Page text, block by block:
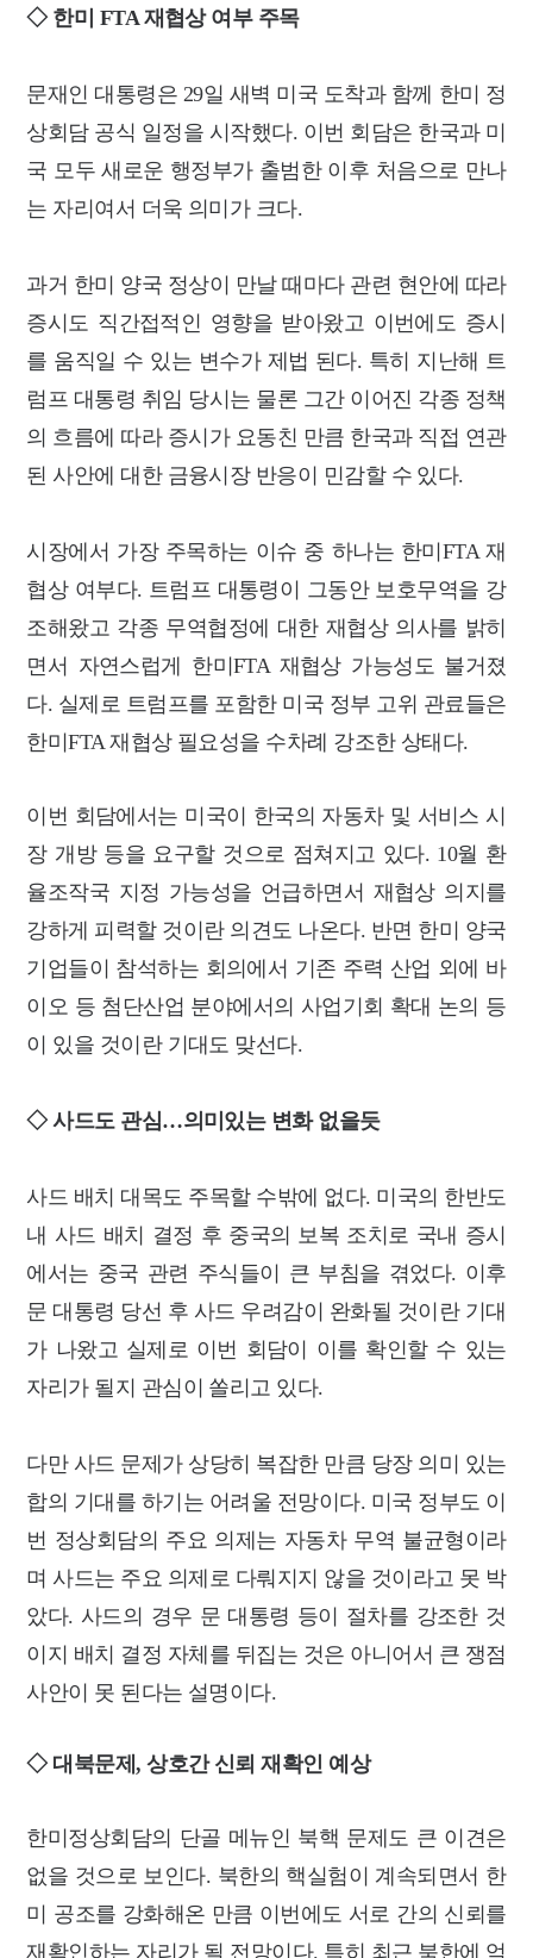
◇ 한미 FTA 재협상 여부 주목
문재인 대통령은 29일 새벽 미국 도착과 함께 한미 정
상회담 공식 일정을 시작했다. 이 번 회담은 한국과 미
국 모두 새로운 행정부가 출범한 이후 처음으로 만나
는 자리여서 더욱 의미가 크다.
과거 한미 양국 정상이 만날 때마다 관련 현안에 따라
증시도 직간접적인 영향을 받아왔고 이번에도 증시
를 움직일 수 있는 변수가 제법 된다. 특히 지난해 트
럼프 대통령 취임 당시는 물론 그간 이어진 각종 정책
의 흐름에 따라 증시가 요동친 만큼 한국과 직접 연관
된 사안에 대한 금융시장 반응이 민감할 수 있다.
시장에서 가장 주목하는 이슈 중 하나는 한미FTA 재
협상 여부다. 트럼프 대통령이 그동안 보호무역을 강
조해왔고 각종 무역협정에 대한 재협상 의사를 밝히
면서 자연스럽게 한미FTA 재협상 가능성도 불거졌
다. 실제로 트럼프를 포함한 미국 정부 고위 관료들은
한미FTA 재협상 필요성을 수차례 강조한 상태다.
이번 회담에서는 미국이 한국의 자동차 및 서비스 시
장 개방 등을 요구할 것 으로 점쳐지고 있다. 10월 환
율조작국 지정 가능성을 언급하면서 재협상 의지를
강하게 피력할 것이란 의견도 나온다. 반면 한미 양국
기업들이 참석하는 회의에서 기존 주력 산업 외에 바
이오 등 첨단산업 분야에서의 사업기회 확대 논의 등
이 있을 것이란 기대도 맞선다.
◇ 사드도 관심…의미있는 변화 없을듯
사드 배치 대목도 주목할 수밖에 없다. 미국의 한반도
내 사드 배치 결정 후 중국의 보복 조치로 국내 증시
에서는 중국 관련 주식들이 큰 부침을 겪었다. 이후
문 대통령 당선 후 사드 우려감이 완화될 것이란 기대
가 나왔고 실제로 이번 회담이 이를 확인할 수 있는
자리가 될지 관심이 쏠리고 있다.
다만 사드 문제가 상당히 복잡한 만큼 당장 의미 있는
합의 기대를 하기는 어려울 전망이다. 미국 정부도 이
번 정상회담의 주요 의제는 자동차 무역 불균형이라
며 사드는 주요 의제로 다뤄지지 않을 것이라고 못 박
았다. 사드의 경우 문 대통령 등이 절차를 강조한 것
이지 배치 결정 자체를 뒤집는 것은 아니어서 큰 쟁점
사안이 못 된다는 설명이다.
◇ 대북문제, 상호간 신뢰 재확인 예상
한미정상회담의 단골 메뉴인 북핵 문제도 큰 이견은
없을 것으로 보인다. 북한의 핵실험이 계속되면서 한
미 공조를 강화해온 만큼 이번에도 서로 간의 신뢰를
재확인하는 자리가 될 전망이다. 특히 최근 북한에 억